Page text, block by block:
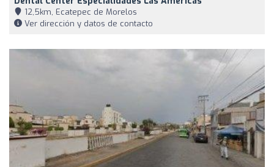
12,5km, Ecatepec de Morelos
Ver dirección y datos de contacto